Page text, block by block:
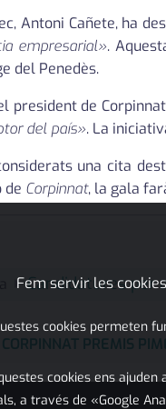
Antoni Cañete, ha
empresarial».
del Penedès.
president de
del país». La
una cita
de Corpinnat, la gala
Candidatures per
CORPINNAT PREMIS
Fem servir les
cookies permeten
cookies ens
a través de «Google